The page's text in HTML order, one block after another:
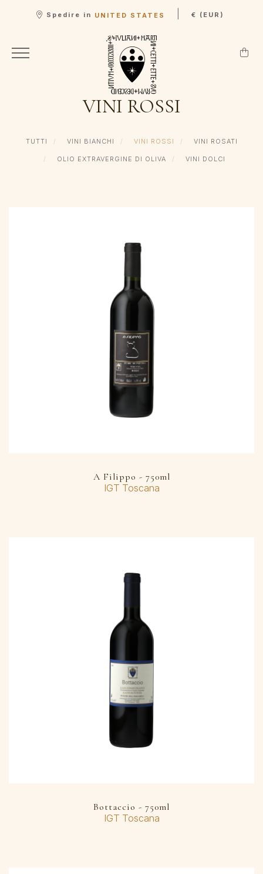
Spedire in UNITED STATES € (EUR)
VINI ROSSI
TUTTI VINI BIANCHI VINI ROSSI VINI ROSATI
OLIO EXTRAVERGINE DI OLIVA VINI DOLCI
A Filippo - 750ml
IGT Toscana
Bottaccio - 750ml
IGT Toscana